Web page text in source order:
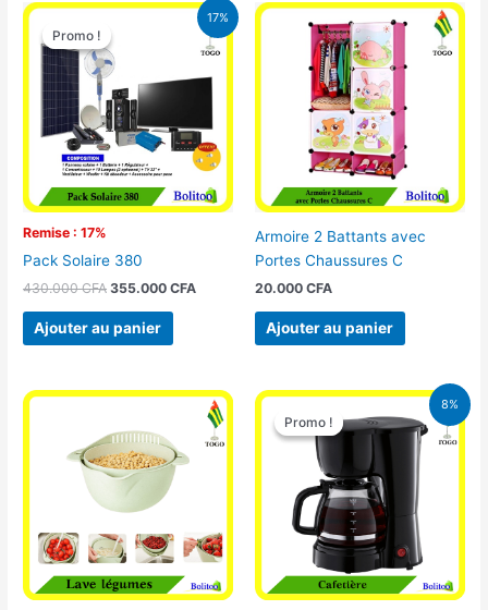
17%
Promo !
Remise : 17%
Promo !
Pack Solaire 380
430.000CFA
Le
initial
était :
430.000 CFA.
355.000CFA
Le
prix
actuel
355.000 CFA.
Ajouter au panier
Armoire 2 Battants avec
Portes Chaussures C
20.000 CFA
Ajouter au panier
8%
Promo !
Promo !
Le
prix
initial
25.000 CFA.
Le
prix
actuel
est :
23.000 CFA.